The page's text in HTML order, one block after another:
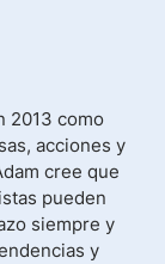
2013 como
acciones y
cree que
pueden
siempre y
y